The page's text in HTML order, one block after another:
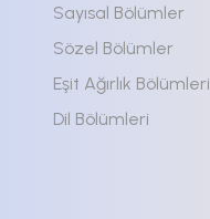
Sayısal Bölümler
Sözel Bölümler
Eşit Ağırlık Bölümleri
Dil Bölümleri